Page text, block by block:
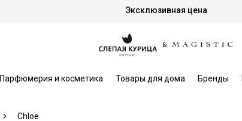
Эксклюзивная цена
Парфюмерия и косметика Товары для дома Бренды
Chloe